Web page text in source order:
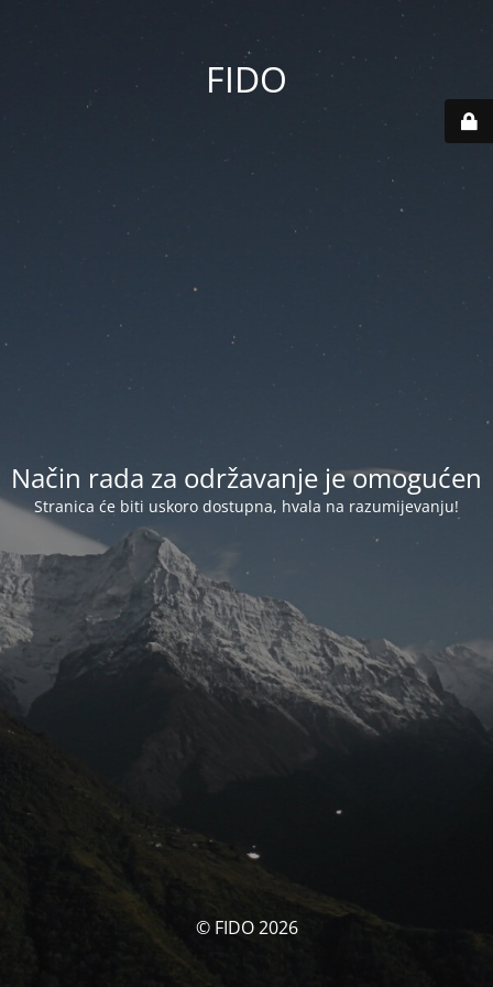
FIDO
Način rada za održavanje je omogućen
Stranica će biti uskoro dostupna, hvala na razumijevanju!
© FIDO 2026